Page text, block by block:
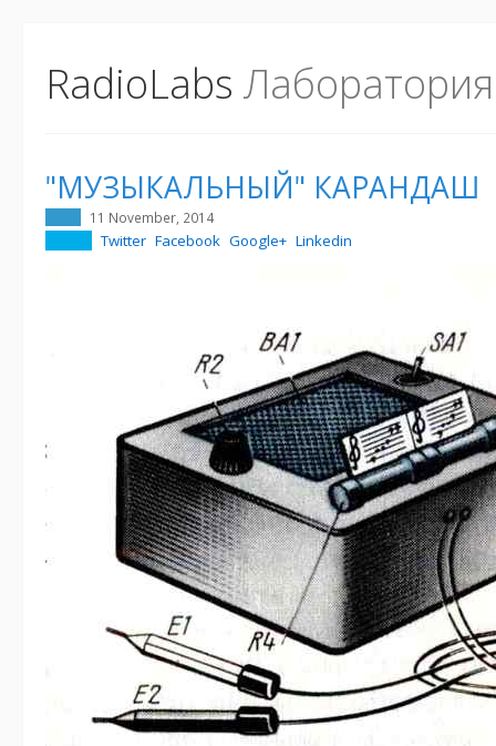
RadioLabs
"МУЗЫКАЛЬНЫЙ" КАРАНДАШ
11 November, 2014
Twitter Facebook Google+ Linkedin